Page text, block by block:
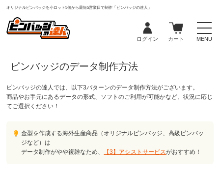
オリジナルピンバッジを小ロット5個から最短5営業日で制作「ピンバッジの達人」
ログイン カート MENU
ピンバッジのデータ制作方法
ピンバッジの達人では、以下3パターンのデータ制作方法がございます。
商品やお手元にあるデータの形式、ソフトのご利用が可能かなど、状況に応じ
てご選択ください！
金型を作成する海外生産商品（オリジナルピンバッジ、高級ピンバッ
ジなど）は
データ制作がやや複雑なため、
【3】アシストサービスがおすすめ！